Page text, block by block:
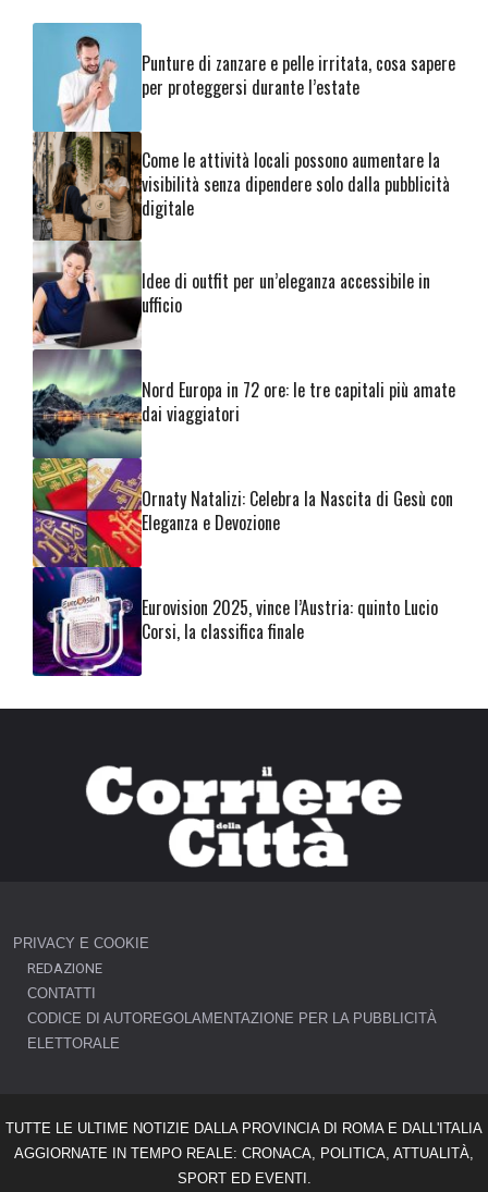
Punture di zanzare e pelle irritata, cosa sapere
per proteggersi durante l’estate
Come le attività locali possono aumentare la
visibilità senza dipendere solo dalla pubblicità
digitale
Idee di outfit per un’eleganza accessibile in
ufficio
Nord Europa in 72 ore: le tre capitali più amate
dai viaggiatori
Ornaty Natalizi: Celebra la Nascita di Gesù con
Eleganza e Devozione
Eurovision 2025, vince l’Austria: quinto Lucio
Corsi, la classifica finale
PRIVACY E COOKIE
REDAZIONE
CONTATTI
CODICE DI AUTOREGOLAMENTAZIONE PER LA PUBBLICITÀ
ELETTORALE
TUTTE LE ULTIME NOTIZIE DALLA PROVINCIA DI ROMA E DALL'ITALIA
AGGIORNATE IN TEMPO REALE: CRONACA, POLITICA, ATTUALITÀ,
SPORT ED EVENTI.